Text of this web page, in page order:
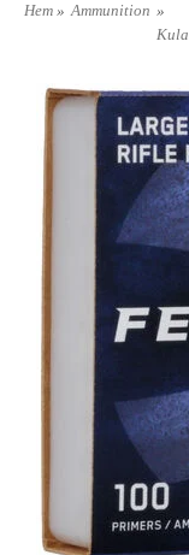
Hem » Ammunition »